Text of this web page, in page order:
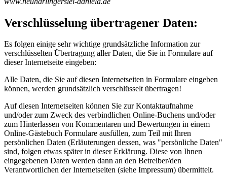
Verschlüsselung übertragener Daten:
Es folgen einige sehr wichtige grundsätzliche Information zur
verschlüsselten Übertragung aller Daten, die Sie in Formulare auf
dieser Internetseite eingeben:
Alle Daten, die Sie auf diesen Internetseiten in Formulare eingeben
können, werden grundsätzlich verschlüsselt übertragen!
Auf diesen Internetseiten können Sie zur Kontaktaufnahme
und/oder zum Zweck des verbindlichen Online-Buchens und/oder
zum Hinterlassen von Kommentaren und Bewertungen in einem
Online-Gästebuch Formulare ausfüllen, zum Teil mit Ihren
persönlichen Daten (Erläuterungen dessen, was "persönliche Daten"
sind, folgen etwas später in dieser Erklärung. Diese von Ihnen
eingegebenen Daten werden dann an den Betreiber/den
Verantwortlichen der Internetseiten (siehe Impressum) übermittelt.